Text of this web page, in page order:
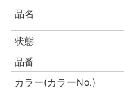
品名
状態
品番
カラー(カラーNo.)